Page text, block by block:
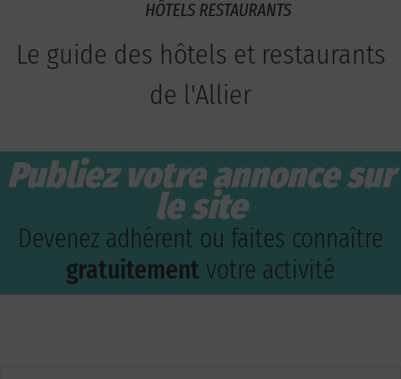
Le guide des hôtels et restaurants
de l'Allier
Publiez votre annonce sur
le site
Devenez adhérent ou faites connaître
gratuitement votre activité